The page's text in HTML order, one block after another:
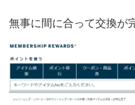
無事に間に合って交換が